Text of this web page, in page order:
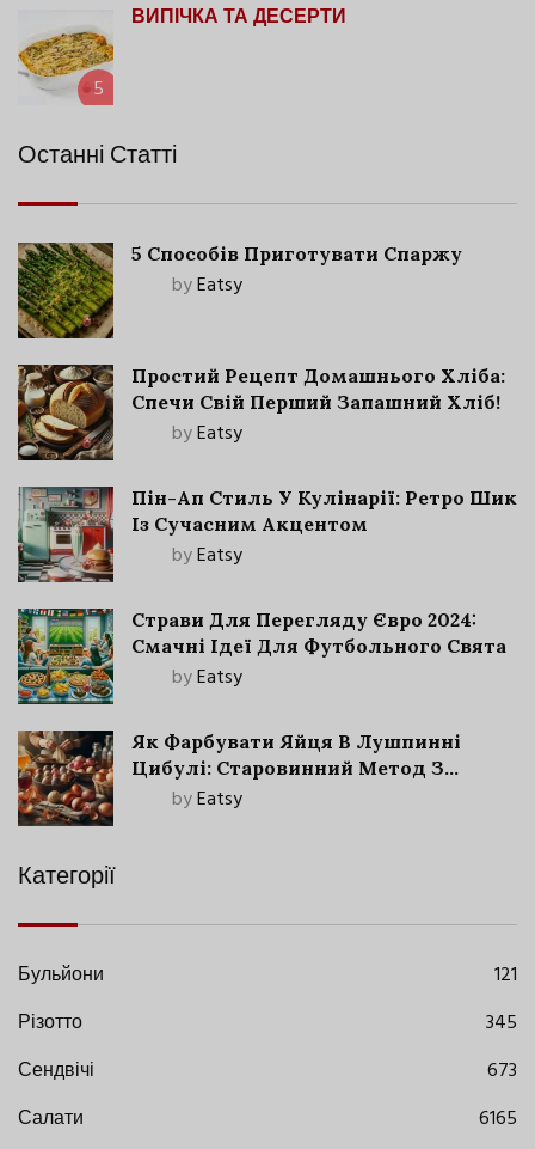
5
ВИПІЧКА ТА ДЕСЕРТИ
Останні Статті
5 Способів Приготувати Спаржу
byEatsy
Простий Рецепт Домашнього Хліба:
Спечи Свій Перший Запашний Хліб!
byEatsy
Пін-Ап Стиль У Кулінарії: Ретро Шик
Із Сучасним Акцентом
byEatsy
Страви Для Перегляду Євро 2024:
Смачні Ідеї Для Футбольного Свята
byEatsy
Як Фарбувати Яйця В Лушпинні
Цибулі: Старовинний Метод З
Сучасними Нюансами
byEatsy
Категорії
Бульйони
121
Різотто
345
Сендвічі
673
Салати
6165